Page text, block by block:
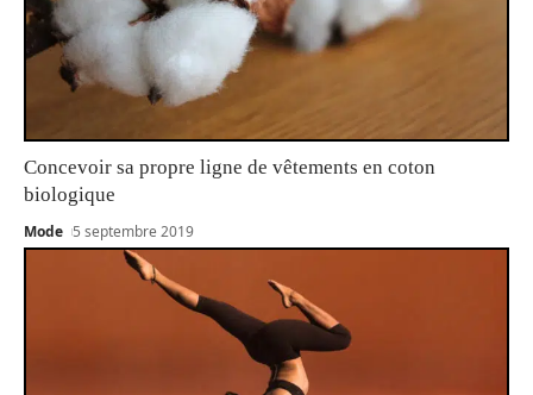
Concevoir sa propre ligne de vêtements en coton
biologique
Mode 5 septembre 2019